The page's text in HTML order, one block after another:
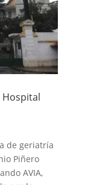
Hospital
de geriatría
Piñero
AVIA,